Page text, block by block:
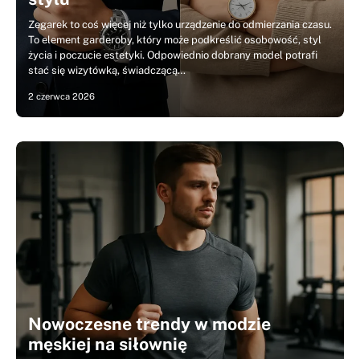
Zegarek to coś więcej niż tylko urządzenie do odmierzania czasu.
To element garderoby, który może podkreślić osobowość, styl
życia i poczucie estetyki. Odpowiednio dobrany model potrafi
stać się wizytówką, świadczącą…
2 czerwca 2026
Nowoczesne trendy w modzie
męskiej na siłownię